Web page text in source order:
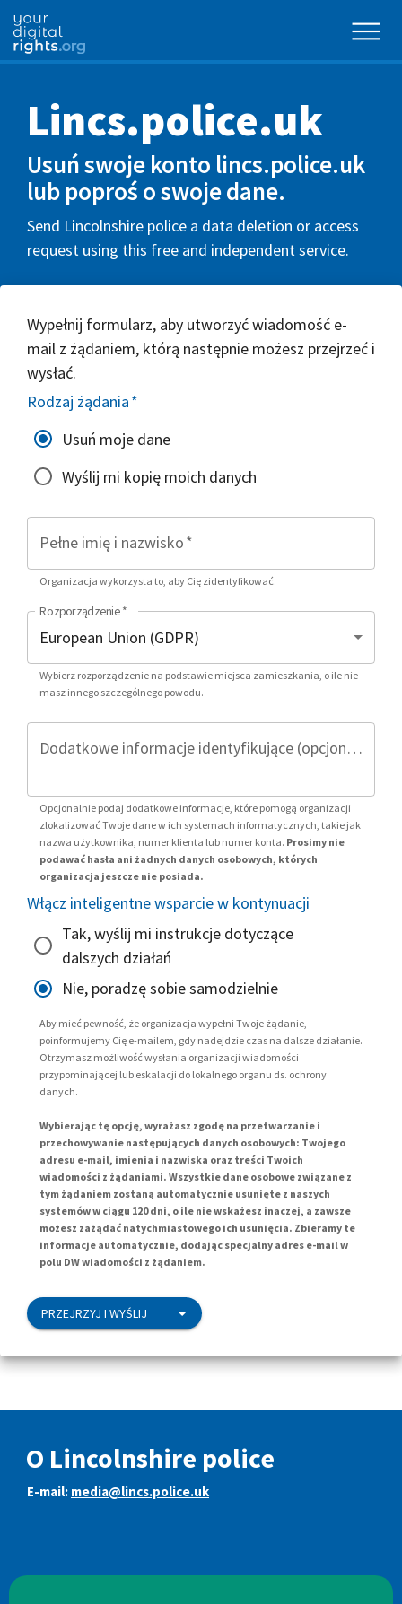
Lincs.police.uk
Usuń swoje konto lincs.police.uk
lub poproś o swoje dane.
Send Lincolnshire police a data deletion or access
request using this free and independent service.
Wypełnij formularz, aby utworzyć wiadomość e-
mail z żądaniem, którą następnie możesz przejrzeć i
wysłać.
Rodzaj żądania*
Usuń moje dane
Wyślij mi kopię moich danych
Pełne imię i nazwisko*
Organizacja wykorzysta to, aby Cię zidentyfikować.
Rozporządzenie*
Wybierz rozporządzenie na podstawie miejsca zamieszkania, o ile nie
masz innego szczególnego powodu.
Dodatkowe informacje identyfikujące (opcjonalnie)
Opcjonalnie podaj dodatkowe informacje, które pomogą organizacji
zlokalizować Twoje dane w ich systemach informatycznych, takie jak
nazwa użytkownika, numer klienta lub numer konta. Prosimy nie
podawać hasła ani żadnych danych osobowych, których
organizacja jeszcze nie posiada.
Włącz inteligentne wsparcie w kontynuacji
Tak, wyślij mi instrukcje dotyczące
dalszych działań
Nie, poradzę sobie samodzielnie
Aby mieć pewność, że organizacja wypełni Twoje żądanie,
poinformujemy Cię e-mailem, gdy nadejdzie czas na dalsze działanie.
Otrzymasz możliwość wysłania organizacji wiadomości
przypominającej lub eskalacji do lokalnego organu ds. ochrony
danych.
Wybierając tę opcję, wyrażasz zgodę na przetwarzanie i
przechowywanie następujących danych osobowych: Twojego
adresu e-mail, imienia i nazwiska oraz treści Twoich
wiadomości z żądaniami. Wszystkie dane osobowe związane z
tym żądaniem zostaną automatycznie usunięte z naszych
systemów w ciągu 120 dni, o ile nie wskażesz inaczej, a zawsze
możesz zażądać natychmiastowego ich usunięcia. Zbieramy te
informacje automatycznie, dodając specjalny adres e-mail w
polu DW wiadomości z żądaniem.
PRZEJRZYJ I WYŚLIJ
O Lincolnshire police
E-mail: media@lincs.police.uk